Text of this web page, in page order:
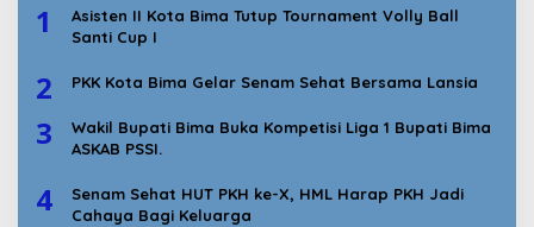
1
Asisten II Kota Bima Tutup Tournament Volly Ball
Santi Cup I
2 PKK Kota Bima Gelar Senam Sehat Bersama Lansia
3
Wakil Bupati Bima Buka Kompetisi Liga 1 Bupati Bima
ASKAB PSSI.
4
Senam Sehat HUT PKH ke-X, HML Harap PKH Jadi
Cahaya Bagi Keluarga